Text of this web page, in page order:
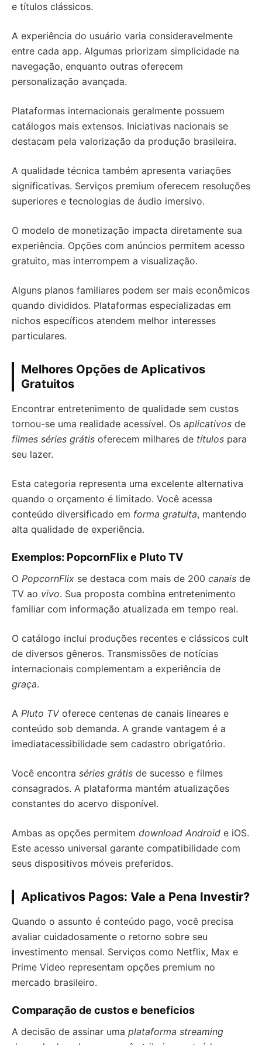
e títulos clássicos.
A experiência do usuário varia consideravelmente
entre cada app. Algumas priorizam simplicidade na
navegação, enquanto outras oferecem
personalização avançada.
Plataformas internacionais geralmente possuem
catálogos mais extensos. Iniciativas nacionais se
destacam pela valorização da produção brasileira.
A qualidade técnica também apresenta variações
significativas. Serviços premium oferecem resoluções
superiores e tecnologias de áudio imersivo.
O modelo de monetização impacta diretamente sua
experiência. Opções com anúncios permitem acesso
gratuito, mas interrompem a visualização.
Alguns planos familiares podem ser mais econômicos
quando divididos. Plataformas especializadas em
nichos específicos atendem melhor interesses
particulares.
Melhores Opções de Aplicativos
Gratuitos
Encontrar entretenimento de qualidade sem custos
tornou-se uma realidade acessível. Os aplicativos de
filmes séries grátis oferecem milhares de títulos para
seu lazer.
Esta categoria representa uma excelente alternativa
quando o orçamento é limitado. Você acessa
conteúdo diversificado em forma gratuita, mantendo
alta qualidade de experiência.
Exemplos: PopcornFlix e Pluto TV
O PopcornFlix se destaca com mais de 200 canais de
TV ao vivo. Sua proposta combina entretenimento
familiar com informação atualizada em tempo real.
O catálogo inclui produções recentes e clássicos cult
de diversos gêneros. Transmissões de notícias
internacionais complementam a experiência de
graça.
A Pluto TVoferece centenas de canais lineares e
conteúdo sob demanda. A grande vantagem é a
imediatacessibilidade sem cadastro obrigatório.
Você encontra séries grátis de sucesso e filmes
consagrados. A plataforma mantém atualizações
constantes do acervo disponível.
Ambas as opções permitem download Android e iOS.
Este acesso universal garante compatibilidade com
seus dispositivos móveis preferidos.
Aplicativos Pagos: Vale a Pena Investir?
Quando o assunto é conteúdo pago, você precisa
avaliar cuidadosamente o retorno sobre seu
investimento mensal. Serviços como Netflix, Max e
Prime Video representam opções premium no
mercado brasileiro.
Comparação de custos e benefícios
A decisão de assinar uma plataforma streaming